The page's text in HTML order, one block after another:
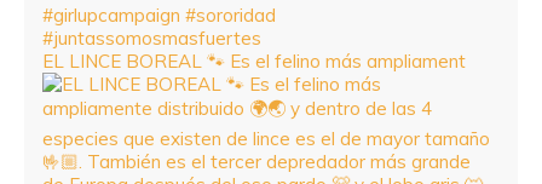
EL LINCE BOREAL 🐾 Es el felino más ampliament